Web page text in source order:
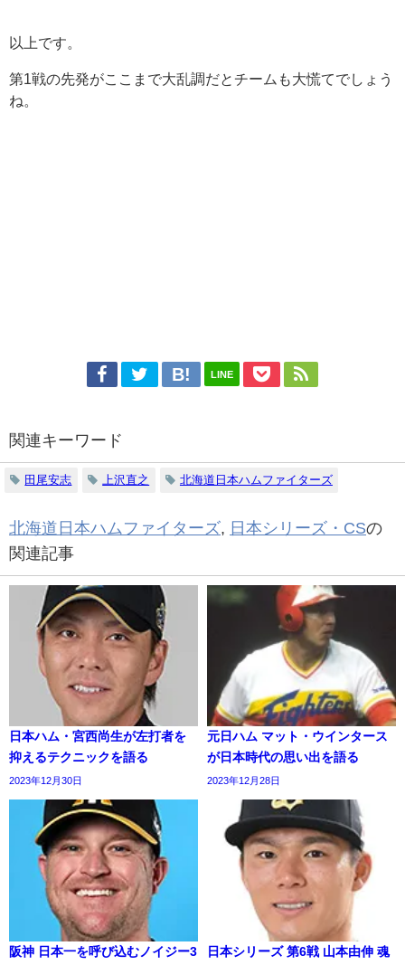
以上です。
第1戦の先発がここまで大乱調だとチームも大慌てでしょう
ね。
LINE
関連キーワード
田尾安志 上沢直之 北海道日本ハムファイターズ
北海道日本ハムファイターズ 日本シリーズ・CSの
関連記事
日本ハム・宮西尚生が左打者を
抑えるテクニックを語る
2023年12月30日
元日ハム マット・ウインタース
が日本時代の思い出を語る
2023年12月28日
阪神 日本一を呼び込むノイジー3
日本シリーズ 第6戦 山本由伸 魂